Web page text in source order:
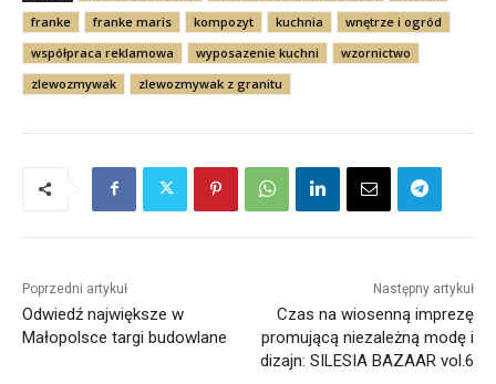
franke
franke maris kompozyt kuchnia
wnętrze i ogród
współpraca reklamowa
wyposazenie kuchni
wzornictwo
zlewozmywak
zlewozmywak z granitu
Poprzedni artykuł
Odwiedź największe w
Małopolsce targi budowlane
Następny artykuł
Czas na wiosenną imprezę
promującą niezależną modę i
dizajn: SILESIA BAZAAR vol.6